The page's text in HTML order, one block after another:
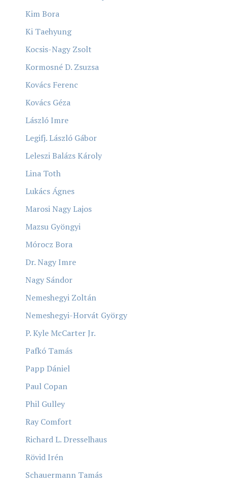
Kim Bora
Ki Taehyung
Kocsis-Nagy Zsolt
Kormosné D. Zsuzsa
Kovács Ferenc
Kovács Géza
László Imre
Legifj. László Gábor
Leleszi Balázs Károly
Lina Toth
Lukács Ágnes
Marosi Nagy Lajos
Mazsu Gyöngyi
Mórocz Bora
Dr. Nagy Imre
Nagy Sándor
Nemeshegyi Zoltán
Nemeshegyi-Horvát György
P. Kyle McCarter Jr.
Pafkó Tamás
Papp Dániel
Paul Copan
Phil Gulley
Ray Comfort
Richard L. Dresselhaus
Rövid Irén
Schauermann Tamás